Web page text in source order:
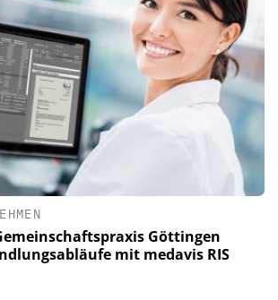
Göttingen
mit medavis RIS